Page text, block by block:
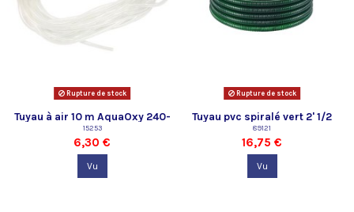
Rupture de stock
Tuyau à air 10 m AquaOxy 240-
250
15253
6,30 €
Vu
Rupture de stock
Tuyau pvc spiralé vert 2' 1/2
Oase - vendu au mètre
89121
16,75 €
Vu